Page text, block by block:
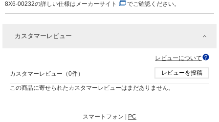
8X6-00232の詳しい仕様は メーカーサイト でご確認ください。
カスタマーレビュー
レビューについて
カスタマーレビュー（0件） レビューを投稿
この商品に寄せられたカスタマーレビューはまだありません。
スマートフォン | PC